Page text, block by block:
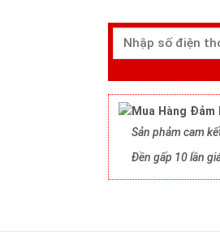
Sản phảm cam
Đền gấp 10 lần